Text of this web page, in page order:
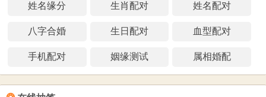
姓名缘分 生肖配对 姓名配对
八字合婚 生日配对 血型配对
手机配对 姻缘测试 属相婚配